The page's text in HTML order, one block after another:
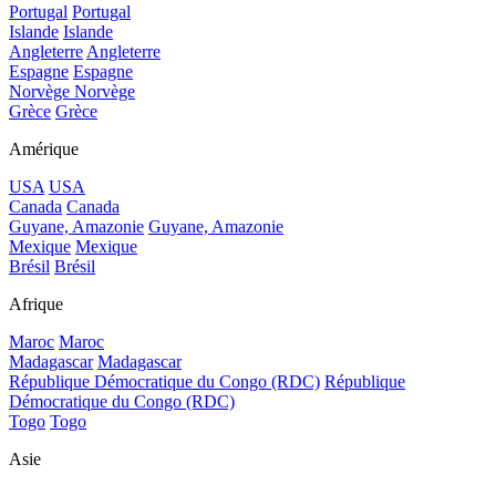
Portugal Portugal
Islande Islande
Angleterre Angleterre
Espagne Espagne
Norvège Norvège
Grèce Grèce
Amérique
USA USA
Canada Canada
Guyane, Amazonie Guyane, Amazonie
Mexique Mexique
Brésil Brésil
Afrique
Maroc Maroc
Madagascar Madagascar
République Démocratique du Congo (RDC) République
Démocratique du Congo (RDC)
Togo Togo
Asie